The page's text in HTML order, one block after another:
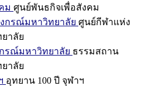
ม ศูนย์พันธกิจเพื่อสังคม
กรณ์มหาวิทยาลัย ศูนย์กีฬาแห่ง
าลัย
รณ์มหาวิทยาลัย ธรรมสถาน
าลัย
อุทยาน 100 ปี จุฬาฯ